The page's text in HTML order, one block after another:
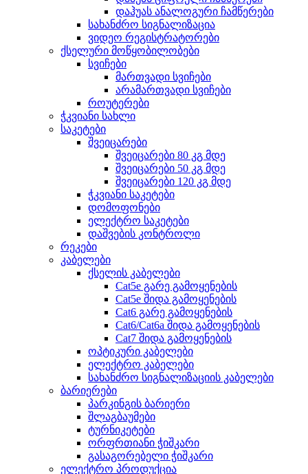
დაჰუას ანალოგური ჩამწერები
სახანძრო სიგნალიზაცია
ვიდეო რეგისტრატორები
ქსელური მოწყობილობები
სვიჩები
მართვადი სვიჩები
არამართვადი სვიჩები
როუტერები
ჭკვიანი სახლი
საკეტები
შვეიცარები
შვეიცარები 80 კგ მდე
შვეიცარები 50 კგ მდე
შვეიცარები 120 კგ მდე
ჭკვიანი საკეტები
დომოფონები
ელექტრო საკეტები
დაშვების კონტროლი
რეკები
კაბელები
ქსელის კაბელები
Cat5e გარე გამოყენების
Cat5e შიდა გამოყენების
Cat6 გარე გამოყენების
Cat6/Cat6a შიდა გამოყენების
Cat7 შიდა გამოყენების
ოპტიკური კაბელები
ელექტრო კაბელები
სახანძრო სიგნალიზაციის კაბელები
ბარიერები
პარკინგის ბარიერი
შლაგბაუმები
ტურნიკეტები
ორფრთიანი ჭიშკარი
გასაგორებელი ჭიშკარი
ელექტრო პროდუქცია